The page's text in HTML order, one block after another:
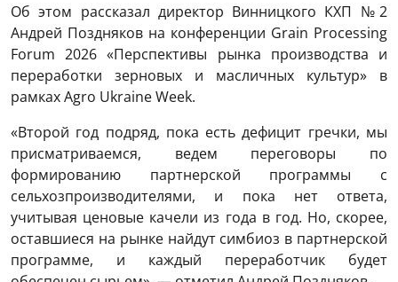
Об этом рассказал директор Винницкого КХП №2
Андрей Поздняков на конференции Grain Processing
Forum 2026 «Перспективы рынка производства и
переработки зерновых и масличных культур» в
рамках Agro Ukraine Week.
«Второй год подряд, пока есть дефицит гречки, мы
присматриваемся, ведем переговоры по
формированию партнерской программы с
сельхозпроизводителями, и пока нет ответа,
учитывая ценовые качели из года в год. Но, скорее,
оставшиеся на рынке найдут симбиоз в партнерской
программе, и каждый переработчик будет